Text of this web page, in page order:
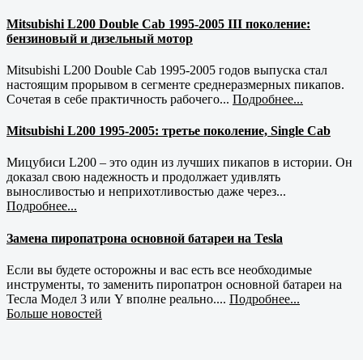
Mitsubishi L200 Double Cab 1995-2005 III поколение:
бензиновый и дизельный мотор
Mitsubishi L200 Double Cab 1995-2005 годов выпуска стал
настоящим прорывом в сегменте среднеразмерных пикапов.
Сочетая в себе практичность рабочего... Подробнее...
Mitsubishi L200 1995-2005: третье поколение, Single Cab
Мицубиси L200 – это один из лучших пикапов в истории. Он
доказал свою надежность и продолжает удивлять
выносливостью и неприхотливостью даже через...
Подробнее...
Замена пиропатрона основной батареи на Tesla
Если вы будете осторожны и вас есть все необходимые
инструменты, то заменить пиропатрон основной батареи на
Тесла Модел 3 или Y вполне реально.... Подробнее...
Больше новостей